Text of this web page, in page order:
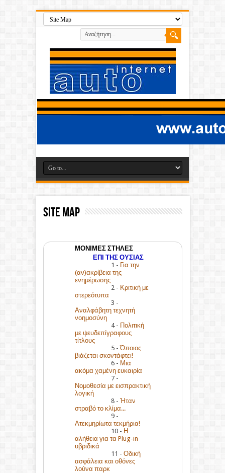
Site Map
ΜΟΝΙΜΕΣ ΣΤΗΛΕΣ
ΕΠΙ ΤΗΣ ΟΥΣΙΑΣ
1 - Για την
(αν)ακρίβεια της
ενημέρωσης
2 - Κριτική με
στερεότυπα
3 -
Αναλφάβητη τεχνητή
νοημοσύνη
4 - Πολιτική
με ψευδεπίγραφους
τίτλους
5 -Όποιος
βιάζεται σκοντάφτει!
6 - Μια
ακόμα χαμένη ευκαιρία
7 -
Νομοθεσία με εισπρακτική
λογική
8 - Ήταν
στραβό το κλίμα...
9 -
Ατεκμηρίωτα τεκμήρια!
10 - Η
αλήθεια για τα Plug-in
υβριδικά
11 - Οδική
ασφάλεια και οθόνες
λούνα παρκ